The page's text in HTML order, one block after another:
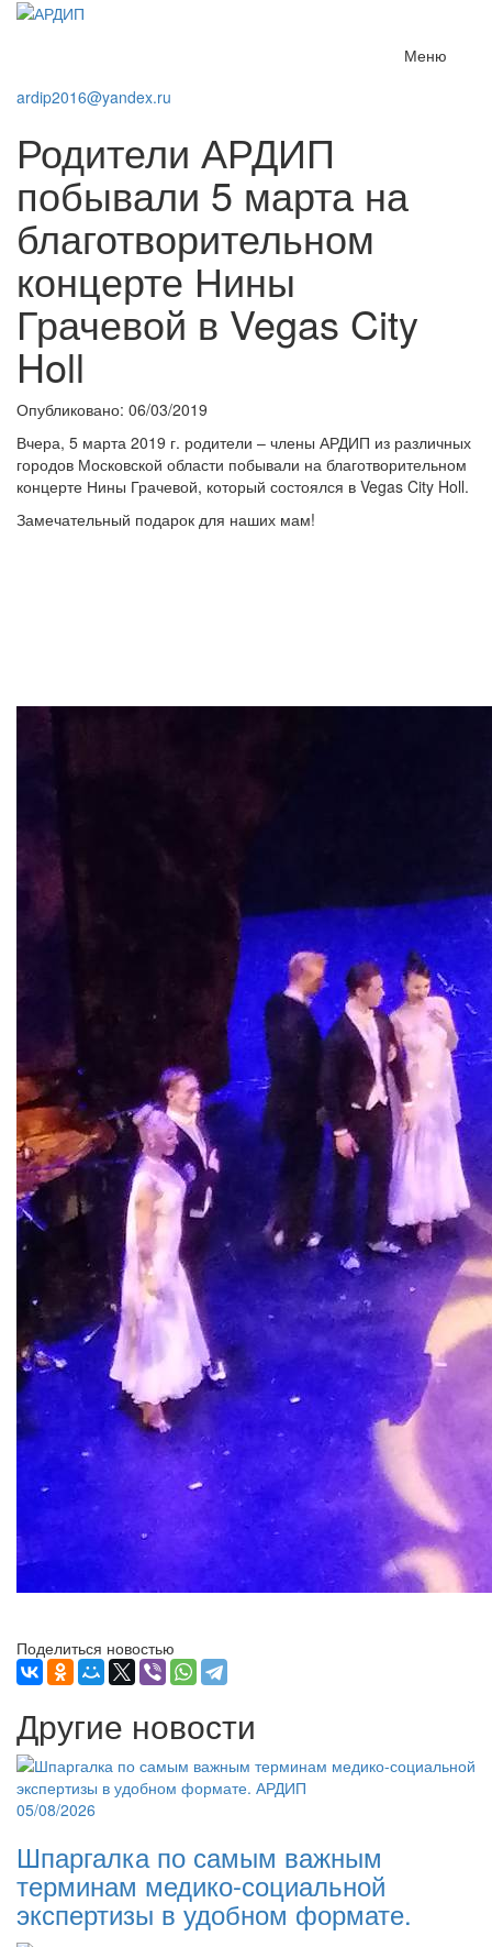
Меню
ardip2016@yandex.ru
Родители АРДИП
побывали 5 марта на
благотворительном
концерте Нины
Грачевой в Vegas City
Holl
Опубликовано: 06/03/2019
Вчера, 5 марта 2019 г. родители – члены АРДИП из различных
городов Московской области побывали на благотворительном
концерте Нины Грачевой, который состоялся в Vegas City Holl.
Замечательный подарок для наших мам!
Поделиться новостью
Другие новости
05/08/2026
Шпаргалка по самым важным
терминам медико-социальной
экспертизы в удобном формате.